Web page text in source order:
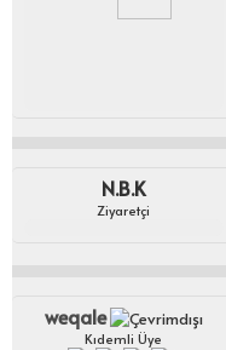
N.B.K
Ziyaretçi
weqale
Kıdemli Üye